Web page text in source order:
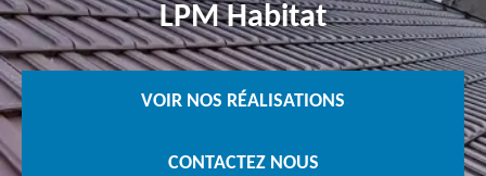
LPM Habitat
VOIR NOS RÉALISATIONS
CONTACTEZ NOUS